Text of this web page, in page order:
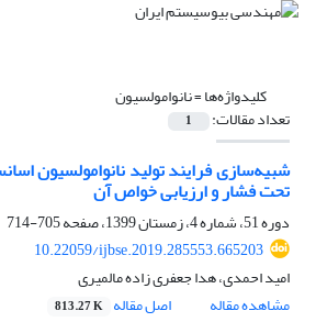
کلیدواژه‌ها =نانوامولسیون
تعداد مقالات: 1
شبیه‌سازی فرایند تولید نانوامولسیون
تحت فشار و ارزیابی خواص آن
دوره 51، شماره 4، زمستان 1399، صفحه
705-714
10.22059/ijbse.2019.285553.665203
امید احمدی، هدا جعفری زاده مالمیری
مشاهده مقاله
اصل مقاله 813.27 K